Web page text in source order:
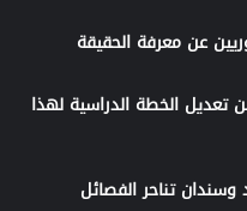
عن معرفة الحقيقة
تعديل الخطة الدراسية لهذا
تناحر الفصائل